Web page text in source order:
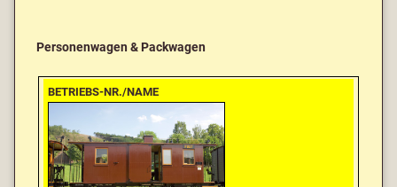
Personenwagen & Packwagen